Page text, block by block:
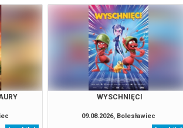
WYSCHNIĘCI
09.08.2026, Bolesławiec